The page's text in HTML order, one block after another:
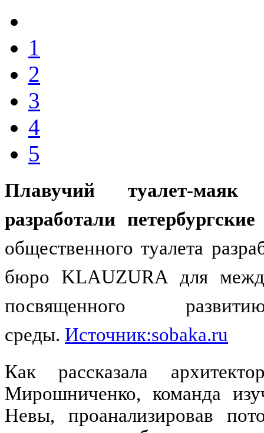
1
2
3
4
5
Плавучий туалет-
разработали
общественного туалета
бюро KLAUZURA для
посвященного
среды. Источник:sobaka.ru
Как рассказала
Мирошниченко, команда
Невы, проанализировав